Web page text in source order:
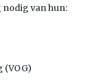
nodig van hun:
(VOG)